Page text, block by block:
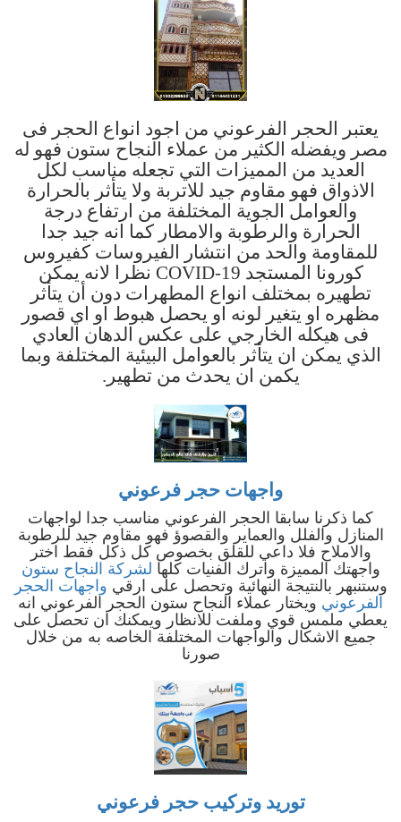
يعتبر الحجر الفرعوني من اجود انواع الحجر فى
مصر ويفضله الكثير من عملاء النجاح ستون فهو له
العديد من المميزات التي تجعله مناسب لكل
الاذواق فهو مقاوم جيد للاتربة ولا يتأثر بالحرارة
والعوامل الجوية المختلفة من ارتفاع درجة
الحرارة والرطوبة والامطار كما انه جيد جدا
للمقاومة والحد من انتشار الفيروسات كفيروس
كورونا المستجد COVID-19 نظرا لانه يمكن
تطهيره بمختلف انواع المطهرات دون أن يتأثر
مظهره او يتغير لونه او يحصل هبوط او اي قصور
فى هيكله الخارجي على عكس الدهان العادي
الذي يمكن ان يتأثر بالعوامل البيئية المختلفة وبما
يكمن ان يحدث من تطهير.
واجهات حجر فرعوني
كما ذكرنا سابقا الحجر الفرعوني مناسب جدا لواجهات
المنازل والفلل والعماير والقصوؤ فهو مقاوم جيد للرطوبة
والاملاح فلا داعي للقلق بخصوص كل ذكل فقط اختر
واجهتك المميزة واترك الفنيات كلها لشركة النجاح ستون
وستنبهر بالنتيجة النهائية وتحصل على ارقي واجهات الحجر
الفرعوني ويختار عملاء النجاح ستون الحجر الفرعوني انه
يعطي ملمس قوي وملفت للانظار ويمكنك ان تحصل على
جميع الاشكال والواجهات المختلفة الخاصه به من خلال
صورنا
توريد وتركيب حجر فرعوني